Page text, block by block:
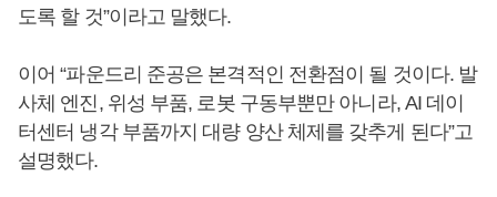
도록 할 것”이라고 말했다.
이어 “파운드리 준공은 본격적인 전환점이 될 것이다. 발
사체 엔진, 위성 부품, 로봇 구동부뿐만 아니라, AI 데이
터센터 냉각 부품까지 대량 양산 체제를 갖추게 된다”고
설명했다.